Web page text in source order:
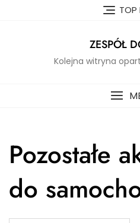
TOP
ZESPÓŁ
Kolejna witryna
Pozostałe
do